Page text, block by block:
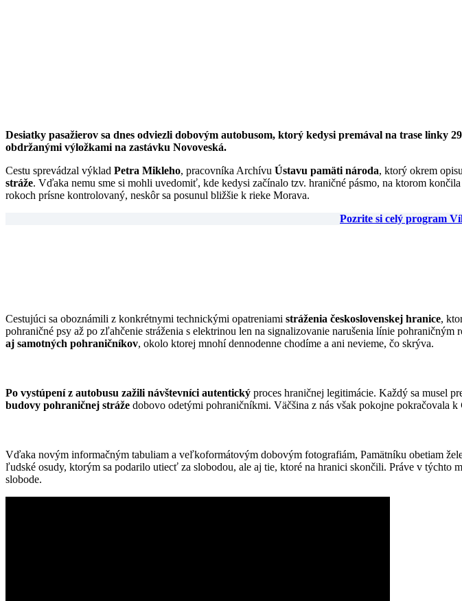
Desiatky pasažierov sa dnes odviezli dobovým autobusom, ktorý kedysi premával na trase linky
obdržanými výložkami na zastávku Novoveská.
Cestu sprevádzal výklad Petra Mikleho, pracovníka Archívu Ústavu pamäti národa, ktorý okrem
stráže. Vďaka nemu sme si mohli uvedomiť, kde kedysi začínalo tzv. hraničné pásmo, na ktorom
rokoch prísne kontrolovaný, neskôr sa posunul bližšie k rieke Morava.
Pozrite si celý program
Cestujúci sa oboznámili z konkrétnymi technickými opatreniami stráženia československej hranice,
pohraničné psy až po zľahčenie stráženia s elektrinou len na signalizovanie narušenia línie
aj samotných pohraničníkov, okolo ktorej mnohí dennodenne chodíme a ani nevieme, čo skrýva.
Po vystúpení z autobusu zažili návštevníci autentický proces hraničnej legitimácie. Každý sa musel
budovy pohraničnej stráže dobovo odetými pohraničníkmi. Väčšina z nás však pokojne pokračovala k
Vďaka novým informačným tabuliam a veľkoformátovým dobovým fotografiám, Pamätníku obetiam
ľudské osudy, ktorým sa podarilo utiecť za slobodou, ale aj tie, ktoré na hranici skončili. Práve v týchto
slobode.